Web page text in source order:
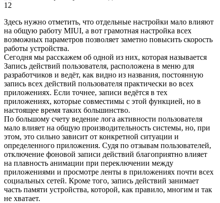
Здесь нужно отметить, что отдельные настройки мало влияют
на общую работу MIUI, а вот грамотная настройка всех
возможных параметров позволяет заметно повысить скорость
работы устройства.
Сегодня мы расскажем об одной из них, которая называется
Запись действий пользователя, расположена в меню для
разработчиков и ведёт, как видно из названия, постоянную
запись всех действий пользователя практически во всех
приложениях. Если точнее, записи ведётся в тех
приложениях, которые совместимы с этой функцией, но в
настоящее время таких большинство.
По большому счету ведение лога активности пользователя
мало влияет на общую производительность системы, но, при
этом, это сильно зависит от конкретной ситуации и
определенного приложения. Судя по отзывам пользователей,
отключение фоновой записи действий благоприятно влияет
на плавность анимации при переключении между
приложениями и просмотре ленты в приложениях почти всех
социальных сетей. Кроме того, запись действий занимает
часть памяти устройства, которой, как правило, многим и так
не хватает.